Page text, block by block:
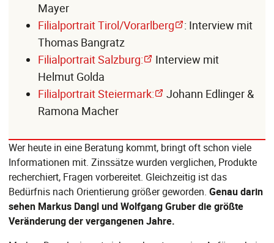
Mayer
Filialportrait Tirol/Vorarlberg
: Interview mit
Thomas Bangratz
Filialportrait Salzburg:
Interview mit
Helmut Golda
Filialportrait Steiermark:
Johann Edlinger &
Ramona Macher
Wer heute in eine Beratung kommt, bringt oft schon viele
Informationen mit. Zinssätze wurden verglichen, Produkte
recherchiert, Fragen vorbereitet. Gleichzeitig ist das
Bedürfnis nach Orientierung größer geworden. Genau darin
sehen Markus Dangl und Wolfgang Gruber die größte
Veränderung der vergangenen Jahre.